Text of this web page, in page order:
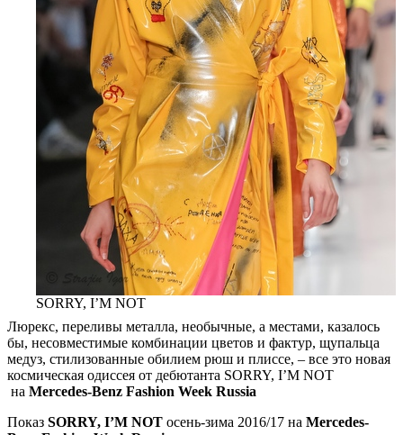
SORRY, I’M NOT
Люрекс, переливы металла, необычные, а местами, казалось
бы, несовместимые комбинации цветов и фактур, щупальца
медуз, стилизованные обилием рюш и плиссе, – все это новая
космическая одиссея от дебютанта SORRY, I’M NOT
на Mercedes-Benz Fashion Week Russia
Показ SORRY, I’M NOT осень-зима 2016/17 на Mercedes-